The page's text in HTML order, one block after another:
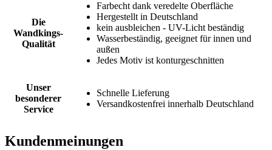
Die
Wandkings-
Qualität
Farbecht dank veredelte Oberfläche
Hergestellt in Deutschland
kein ausbleichen - UV-Licht beständig
Wasserbeständig, geeignet für innen und
außen
Jedes Motiv ist konturgeschnitten
Unser
besonderer
Service
Schnelle Lieferung
Versandkostenfrei innerhalb Deutschland
Kundenmeinungen